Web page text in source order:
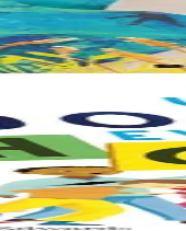
elle trouve la
aide – elle a besoin